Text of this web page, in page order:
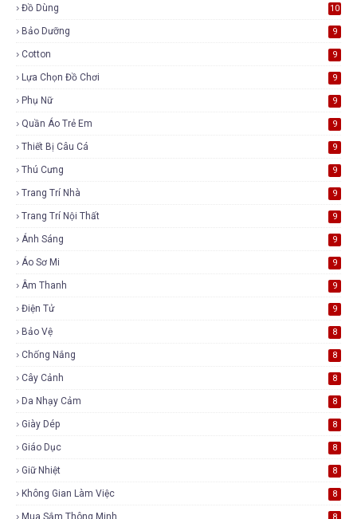
Đồ Dùng 10
Bảo Dưỡng 9
Cotton 9
Lựa Chọn Đồ Chơi 9
Phụ Nữ 9
Quần Áo Trẻ Em 9
Thiết Bị Câu Cá 9
Thú Cưng 9
Trang Trí Nhà 9
Trang Trí Nội Thất 9
Ánh Sáng 9
Áo Sơ Mi 9
Âm Thanh 9
Điện Tử 9
Bảo Vệ 8
Chống Nắng 8
Cây Cảnh 8
Da Nhạy Cảm 8
Giày Dép 8
Giáo Dục 8
Giữ Nhiệt 8
Không Gian Làm Việc 8
Mua Sắm Thông Minh 8